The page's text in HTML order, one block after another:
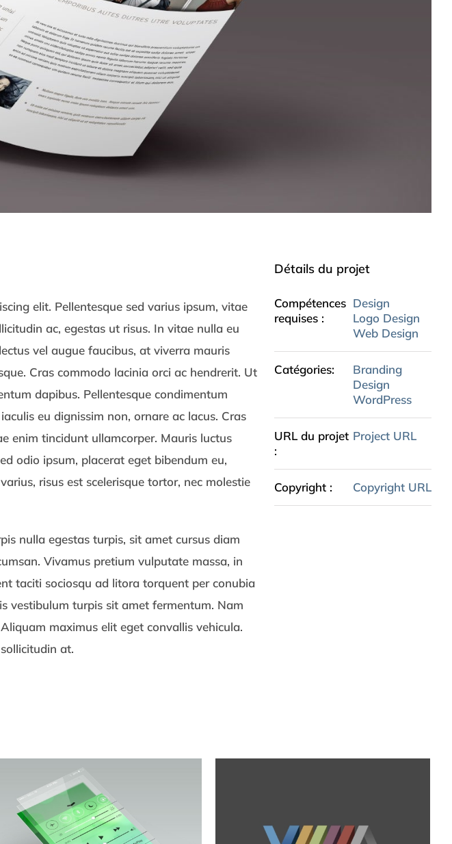
elit. Pellentesque sed varius ipsum, vitae
ac, egestas ut risus. In vitae nulla eu
vel augue faucibus, at viverra mauris
Cras commodo lacinia orci ac hendrerit. Ut
dapibus. Pellentesque condimentum
eu dignissim non, ornare ac lacus. Cras
enim tincidunt ullamcorper. Mauris luctus
odio ipsum, placerat eget bibendum eu,
risus est scelerisque tortor, nec molestie
nulla egestas turpis, sit amet cursus diam
Vivamus pretium vulputate massa, in
taciti sociosqu ad litora torquent per conubia
vestibulum turpis sit amet fermentum. Nam
maximus elit eget convallis vehicula.
at.
Détails du projet
Compétences
requises :
Design
Logo Design
Web Design
Catégories:
Branding
Design
WordPress
URL du projet
:
Project URL
Copyright : Copyright URL